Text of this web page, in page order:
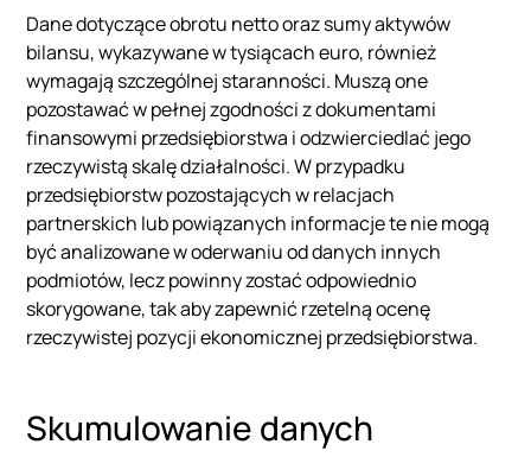
Dane dotyczące obrotu netto oraz sumy aktywów
bilansu, wykazywane w tysiącach euro, również
wymagają szczególnej staranności. Muszą one
pozostawać w pełnej zgodności z dokumentami
finansowymi przedsiębiorstwa i odzwierciedlać jego
rzeczywistą skalę działalności. W przypadku
przedsiębiorstw pozostających w relacjach
partnerskich lub powiązanych informacje te nie mogą
być analizowane w oderwaniu od danych innych
podmiotów, lecz powinny zostać odpowiednio
skorygowane, tak aby zapewnić rzetelną ocenę
rzeczywistej pozycji ekonomicznej przedsiębiorstwa.
Skumulowanie danych